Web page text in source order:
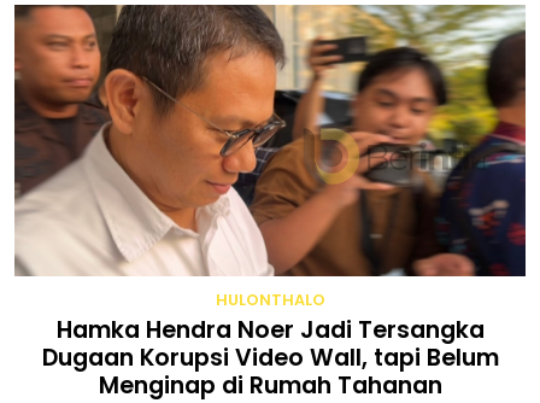
HULONTHALO
Hamka Hendra Noer Jadi Tersangka
Dugaan Korupsi Video Wall, tapi Belum
Menginap di Rumah Tahanan